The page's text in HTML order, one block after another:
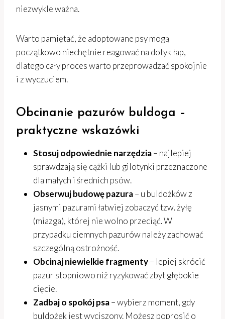
niezwykle ważna.
Warto pamiętać, że adoptowane psy mogą
początkowo niechętnie reagować na dotyk łap,
dlatego cały proces warto przeprowadzać spokojnie
i z wyczuciem.
Obcinanie pazurów buldoga –
praktyczne wskazówki
Stosuj odpowiednie narzędzia– najlepiej
sprawdzają się cążki lub gilotynki przeznaczone
dla małych i średnich psów.
Obserwuj budowę pazura– u buldożków z
jasnymi pazurami łatwiej zobaczyć tzw. żyłę
(miazga), której nie wolno przeciąć. W
przypadku ciemnych pazurów należy zachować
szczególną ostrożność.
Obcinaj niewielkie fragmenty– lepiej skrócić
pazur stopniowo niż ryzykować zbyt głębokie
cięcie.
Zadbaj o spokój psa– wybierz moment, gdy
buldożek jest wyciszony. Możesz poprosić o